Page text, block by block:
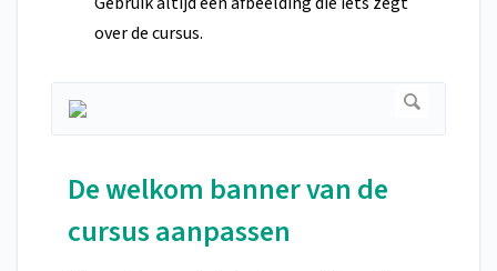
over de cursus.
De welkom banner van de
cursus aanpassen